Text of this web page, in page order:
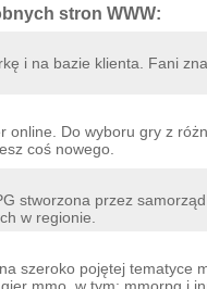
stron WWW:
i na bazie klienta. Fani
online. Do wyboru gry z
coś nowego.
stworzona przez
w regionie.
szeroko pojętej tematyce